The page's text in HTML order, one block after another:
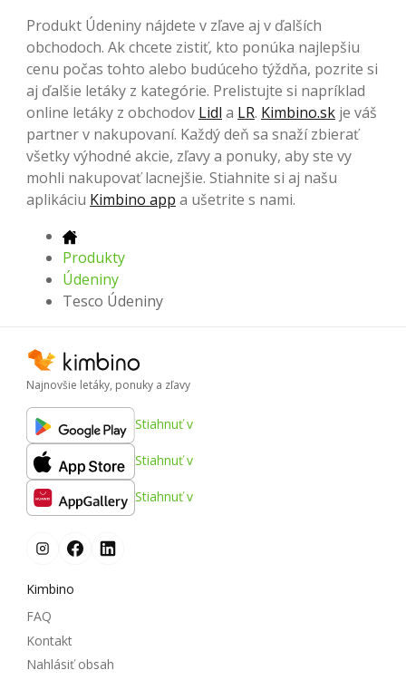
Produkt Údeniny nájdete v zľave aj v ďalších
obchodoch. Ak chcete zistiť, kto ponúka najlepšiu
cenu počas tohto alebo budúceho týždňa, pozrite si
aj ďalšie letáky z kategórie. Prelistujte si napríklad
online letáky z obchodov Lidl a LR. Kimbino.sk je váš
partner v nakupovaní. Každý deň sa snaží zbierať
všetky výhodné akcie, zľavy a ponuky, aby ste vy
mohli nakupovať lacnejšie. Stiahnite si aj našu
aplikáciu Kimbino app a ušetrite s nami.
Produkty
Údeniny
Tesco Údeniny
Najnovšie letáky, ponuky a zľavy
Stiahnuť v
Stiahnuť v
Stiahnuť v
Kimbino
FAQ
Kontakt
Nahlásiť obsah